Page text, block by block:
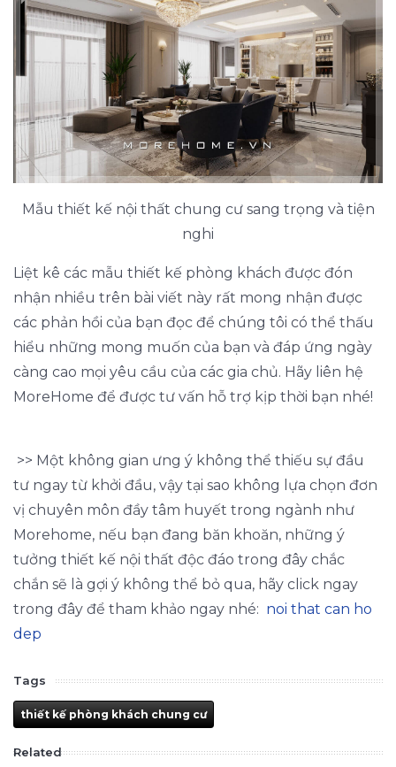
Mẫu thiết kế nội thất chung cư sang trọng và tiện
nghi
Liệt kê các mẫu thiết kế phòng khách được đón
nhận nhiều trên bài viết này rất mong nhận được
các phản hồi của bạn đọc để chúng tôi có thể thấu
hiểu những mong muốn của bạn và đáp ứng ngày
càng cao mọi yêu cầu của các gia chủ. Hãy liên hệ
MoreHome để được tư vấn hỗ trợ kịp thời bạn nhé!
>> Một không gian ưng ý không thể thiếu sự đầu
tư ngay từ khởi đầu, vậy tại sao không lựa chọn đơn
vị chuyên môn đầy tâm huyết trong ngành như
Morehome, nếu bạn đang băn khoăn, những ý
tưởng thiết kế nội thất độc đáo trong đây chắc
chắn sẽ là gợi ý không thể bỏ qua, hãy click ngay
trong đây để tham khảo ngay nhé: noi that can ho
dep
Tags
thiết kế phòng khách chung cư
Related